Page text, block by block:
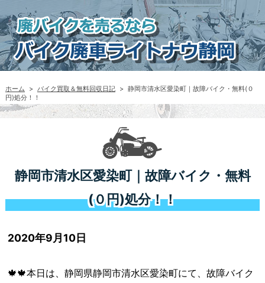
ホーム > バイク買取＆無料回収日記 > 静岡市清水区愛染町｜故障バイク・無料(０
円)処分！！
静岡市清水区愛染町｜故障バイク・無料
(０円)処分！！
2020年9月10日
🍁🍁本日は、静岡県静岡市清水区愛染町にて、故障バイク